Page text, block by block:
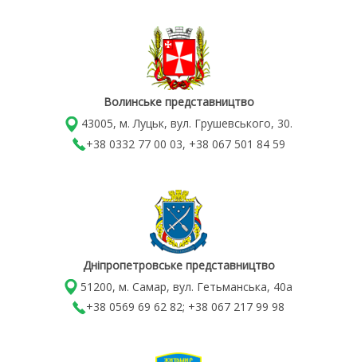
Волинське представництво
43005, м. Луцьк, вул. Грушевського, 30.
+38 0332 77 00 03, +38 067 501 84 59
Дніпропетровське представництво
51200, м. Самар, вул. Гетьманська, 40а
+38 0569 69 62 82; +38 067 217 99 98